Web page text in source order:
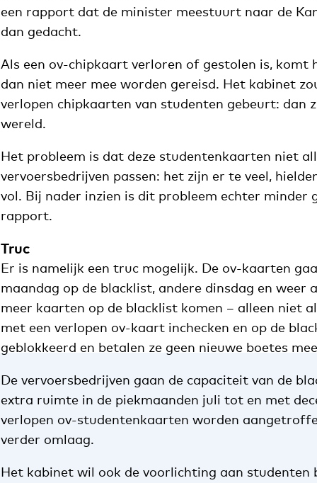
een rapport dat de minister meestuurt naar de
dan gedacht.
Als een ov-chipkaart verloren of gestolen is, komt
dan niet meer mee worden gereisd. Het kabinet
verlopen chipkaarten van studenten gebeurt: dan
wereld.
Het probleem is dat deze studentenkaarten niet
vervoersbedrijven passen: het zijn er te veel,
vol. Bij nader inzien is dit probleem echter
rapport.
Truc
Er is namelijk een truc mogelijk. De ov-kaarten
maandag op de blacklist, andere dinsdag en weer
meer kaarten op de blacklist komen – alleen niet
met een verlopen ov-kaart inchecken en op de
geblokkeerd en betalen ze geen nieuwe boetes
De vervoersbedrijven gaan de capaciteit van de
extra ruimte in de piekmaanden juli tot en met
verlopen ov-studentenkaarten worden
verder omlaag.
Het kabinet wil ook de voorlichting aan studenten